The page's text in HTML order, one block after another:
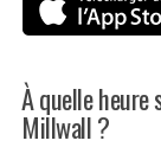
À quelle heure
Millwall ?